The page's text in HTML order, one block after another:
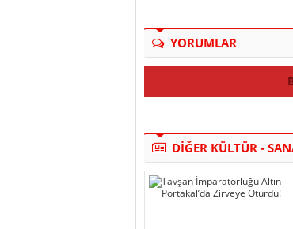
YORUMLAR
DİĞER KÜLTÜR -